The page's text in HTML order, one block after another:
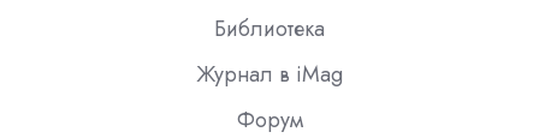
Библиотека
Журнал в iMag
Форум